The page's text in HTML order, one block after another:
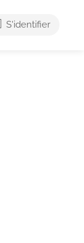
S'identifier